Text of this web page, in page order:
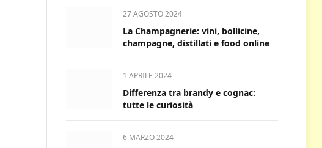
27 AGOSTO 2024
La Champagnerie: vini, bollicine,
champagne, distillati e food online
1 APRILE 2024
Differenza tra brandy e cognac:
tutte le curiosità
6 MARZO 2024